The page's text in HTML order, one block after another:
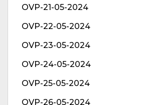
OVP-21-05-2024
OVP-22-05-2024
OVP-23-05-2024
OVP-24-05-2024
OVP-25-05-2024
OVP-26-05-2024